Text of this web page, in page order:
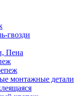
гвозди
Пена
монтажные детали